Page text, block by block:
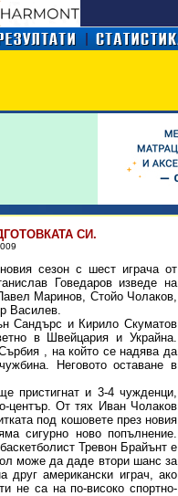
СИ.
сезон с шест играча от
Говедаров изведе на
Маринов, Стойо Чолаков,
Василев.
Сандърс и Кирило Скуматов
в Швейцария и Украйна.
, на който се надява да
Неговото оставане в
пристигнат и 3-4 чужденци,
център. От тях Иван Чолаков
под кошовете през новия
сигурно ново попълнение.
Тревон Брайънт е
може да даде втори шанс за
друг американски играч, ако
не са на по-високо спортно-